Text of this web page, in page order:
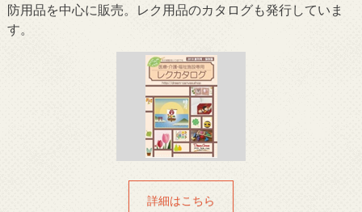
防用品を中心に販売。レク用品のカタログも発行していま
す。
詳細はこちら